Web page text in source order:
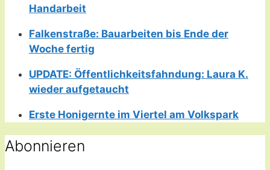
Handarbeit
Falkenstraße: Bauarbeiten bis Ende der
Woche fertig
UPDATE: Öffentlichkeitsfahndung: Laura K.
wieder aufgetaucht
Erste Honigernte im Viertel am Volkspark
Abonnieren